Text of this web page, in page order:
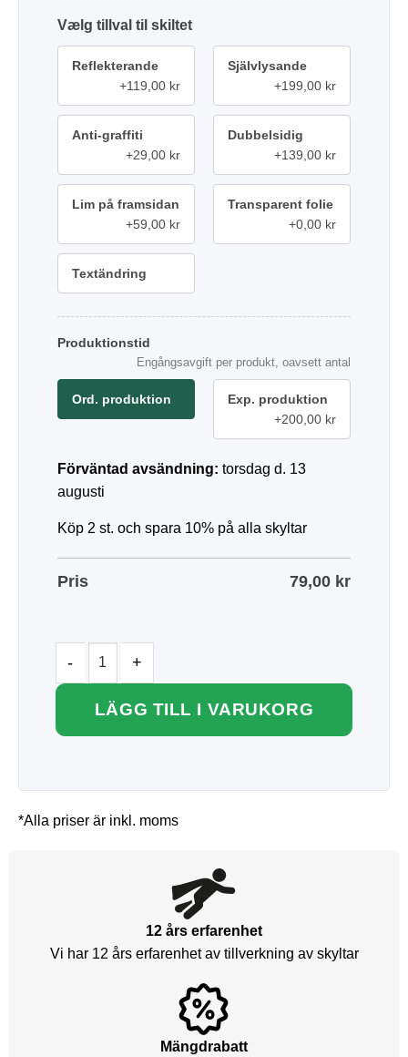
tillval
Reflekterande
+119,00 kr
Självlysande
+199,00 kr
Anti-graffiti
+29,00 kr
Dubbelsidig
+139,00 kr
Lim på framsidan
+59,00 kr
Transparent folie
+0,00 kr
Textändring
Produktionstid
Engångsavgift per produkt, oavsett antal
Ord. produktion
Exp. produktion
+200,00 kr
Förväntad avsändning: torsdag d. 13
augusti
Köp 2 st. och spara 10% på alla skyltar
Pris 79,00 kr
LÄGG TILL I VARUKORG
*Alla priser är inkl. moms
12 års erfarenhet
Vi har 12 års erfarenhet av tillverkning av skyltar
Mängdrabatt